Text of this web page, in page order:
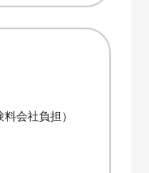
会社負担）